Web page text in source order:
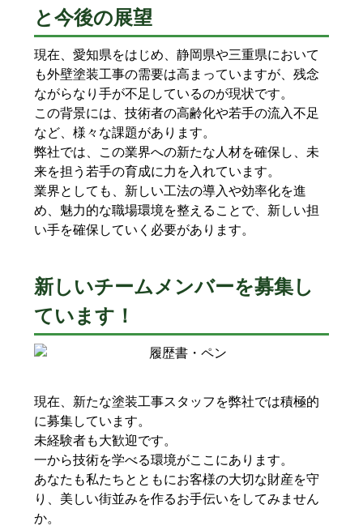
と今後の展望
現在、愛知県をはじめ、静岡県や三重県において
も外壁塗装工事の需要は高まっていますが、残念
ながらなり手が不足しているのが現状です。
この背景には、技術者の高齢化や若手の流入不足
など、様々な課題があります。
弊社では、この業界への新たな人材を確保し、未
来を担う若手の育成に力を入れています。
業界としても、新しい工法の導入や効率化を進
め、魅力的な職場環境を整えることで、新しい担
い手を確保していく必要があります。
新しいチームメンバーを募集し
ています！
現在、新たな塗装工事スタッフを弊社では積極的
に募集しています。
未経験者も大歓迎です。
一から技術を学べる環境がここにあります。
あなたも私たちとともにお客様の大切な財産を守
り、美しい街並みを作るお手伝いをしてみません
か。